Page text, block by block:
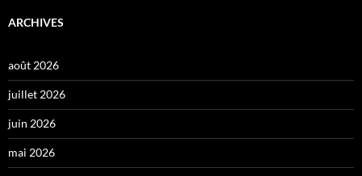
ARCHIVES
août 2026
juillet 2026
juin 2026
mai 2026